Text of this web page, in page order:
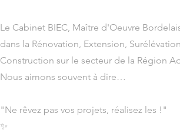
Le Cabinet BIEC, Maître d'Oeuvre
dans la Rénovation, Extension,
Construction sur le secteur de la Région
Nous aimons souvent à dire…
"Ne rêvez pas vos projets, réalisez les !"
✨